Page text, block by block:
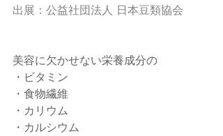
出展： 公益社団法人 日本豆類協会
美容に欠かせない栄養成分の
・ビタミン
・食物繊維
・カリウム
・カルシウム